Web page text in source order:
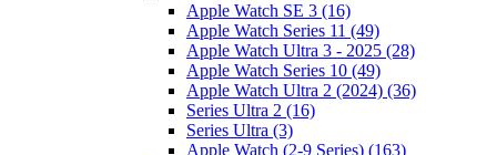
Apple Watch SE 3 (16)
Apple Watch Series 11 (49)
Apple Watch Ultra 3 - 2025 (28)
Apple Watch Series 10 (49)
Apple Watch Ultra 2 (2024) (36)
Series Ultra 2 (16)
Series Ultra (3)
Apple Watch (2-9 Series) (163)